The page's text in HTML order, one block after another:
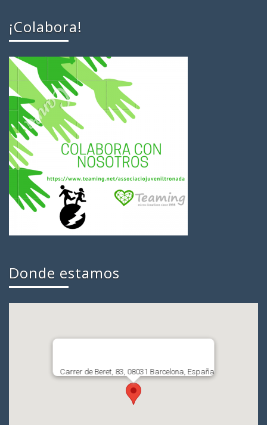
¡Colabora!
Donde estamos
Carrer de Beret, 83, 08031 Barcelona, España